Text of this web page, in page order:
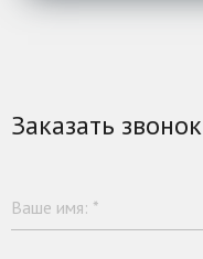
Заказать звонок
Ваше имя: *